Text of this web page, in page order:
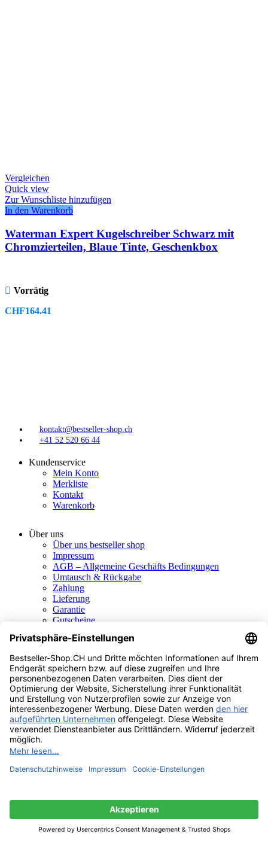
Vergleichen
Quick view
Zur Wunschliste hinzufügen
In den Warenkorb
Waterman Expert Kugelschreiber Schwarz mit
Chromzierteilen, Blaue Tinte, Geschenkbox
Vorrätig
CHF164.41
kontakt@bestseller-shop.ch
+41 52 520 66 44
Kundenservice
Mein Konto
Merkliste
Kontakt
Warenkorb
Über uns
Über uns bestseller shop
Impressum
AGB – Allgemeine Geschäfts Bedingungen
Umtausch & Rückgabe
Zahlung
Lieferung
Garantie
Gutscheine
Trusted Shops
Käuferschutz
Geprüfte Leistung
Kundenservice
Kontakt